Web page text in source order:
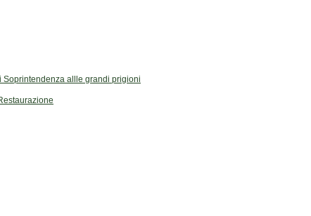
Soprintendenza allle grandi prigioni